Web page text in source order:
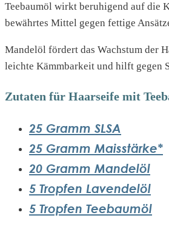
Teebaumöl wirkt beruhigend auf die
bewährtes Mittel gegen fettige
Mandelöl fördert das Wachstum der
leichte Kämmbarkeit und hilft gegen
Zutaten für Haarseife mit
25 Gramm SLSA
25 Gramm Maisstärke*
20 Gramm Mandelöl
5 Tropfen Lavendelöl
5 Tropfen Teebaumöl